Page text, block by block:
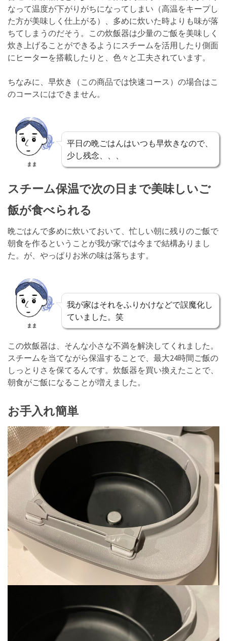
なって温度が下がりがちになってしまい（高温をキープし
た方が美味しく仕上がる）、多めに炊いた時よりも味が落
ちてしまうのだそう。この炊飯器は少量のご飯を美味しく
炊き上げることができるようにスチームを活用したり側面
にヒーターを搭載したりと、色々と工夫されています。
ちなみに、早炊き（この商品では快速コース）の場合はこ
のコースにはできません。
まま
平日の晩ごはんはいつも早炊きなので、
少し残念、、、
スチーム保温で次の日まで美味しいご
飯が食べられる
晩ごはんで多めに炊いておいて、忙しい朝に残りのご飯で
朝食を作るということが我が家では今まで結構ありまし
た。が、やっぱりお米の味は落ちます。
まま
我が家はそれをふりかけなどで誤魔化し
ていました。笑
この炊飯器は、そんな小さな不満を解決してくれました。
スチームを当てながら保温することで、最大24時間ご飯の
しっとりさを保てるんです。炊飯器を買い換えたことで、
朝食がご飯になることが増えました。
お手入れ簡単